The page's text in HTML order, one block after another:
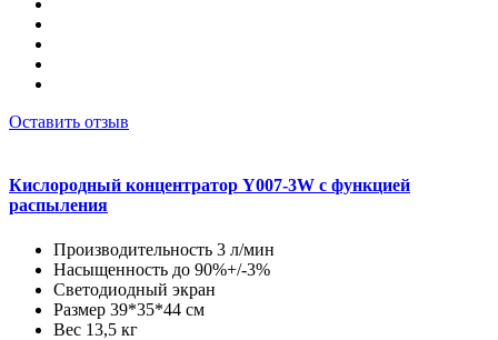
Оставить отзыв
Кислородный концентратор Y007-3W с функцией
распыления
Производительность 3 л/мин
Насыщенность до 90%+/-3%
Светодиодный экран
Размер 39*35*44 см
Вес 13,5 кг